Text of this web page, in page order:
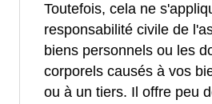
Toutefois, cela ne
responsabilité civile de
biens personnels ou les
corporels causés à vos
ou à un tiers. Il offre peu